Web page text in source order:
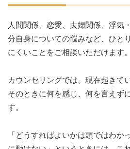
人間関係、恋愛、夫婦関係、浮気
分自身についての悩みなど、ひと
にくいことをご相談いただけます。
カウンセリングでは、現在起きて
そのときに何を感じ、何を言えず
す。
「どうすればよいかは頭ではわか